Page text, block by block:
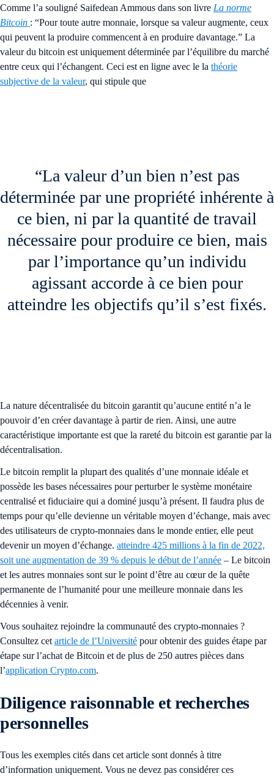
Comme l’a souligné Saifedean Ammous dans son livre La norme
Bitcoin : “Pour toute autre monnaie, lorsque sa valeur augmente, ceux
qui peuvent la produire commencent à en produire davantage.” La
valeur du bitcoin est uniquement déterminée par l’équilibre du marché
entre ceux qui l’échangent. Ceci est en ligne avec le la théorie
subjective de la valeur, qui stipule que
“La valeur d’un bien n’est pas
déterminée par une propriété inhérente à
ce bien, ni par la quantité de travail
nécessaire pour produire ce bien, mais
par l’importance qu’un individu
agissant accorde à ce bien pour
atteindre les objectifs qu’il s’est fixés.
La nature décentralisée du bitcoin garantit qu’aucune entité n’a le
pouvoir d’en créer davantage à partir de rien. Ainsi, une autre
caractéristique importante est que la rareté du bitcoin est garantie par la
décentralisation.
Le bitcoin remplit la plupart des qualités d’une monnaie idéale et
possède les bases nécessaires pour perturber le système monétaire
centralisé et fiduciaire qui a dominé jusqu’à présent. Il faudra plus de
temps pour qu’elle devienne un véritable moyen d’échange, mais avec
des utilisateurs de crypto-monnaies dans le monde entier, elle peut
devenir un moyen d’échange. atteindre 425 millions à la fin de 2022,
soit une augmentation de 39 % depuis le début de l’année – Le bitcoin
et les autres monnaies sont sur le point d’être au cœur de la quête
permanente de l’humanité pour une meilleure monnaie dans les
décennies à venir.
Vous souhaitez rejoindre la communauté des crypto-monnaies ?
Consultez cet article de l’Université pour obtenir des guides étape par
étape sur l’achat de Bitcoin et de plus de 250 autres pièces dans
l’application Crypto.com.
Diligence raisonnable et recherches
personnelles
Tous les exemples cités dans cet article sont donnés à titre
d’information uniquement. Vous ne devez pas considérer ces